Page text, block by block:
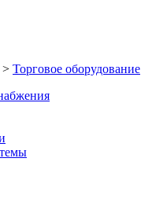
> Торговое оборудование